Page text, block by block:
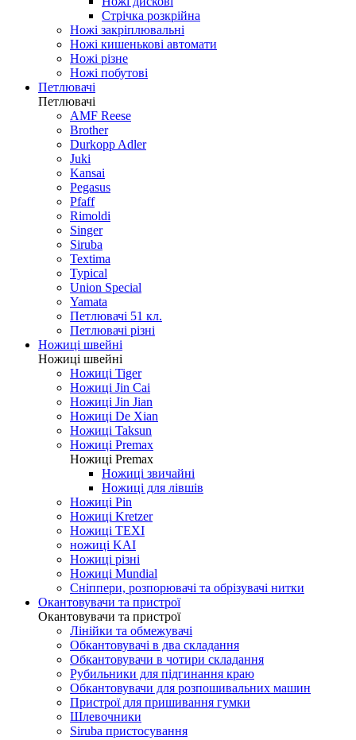
Стрічка розкрійна
Ножі закріплювальні
Ножі кишенькові автомати
Ножі різне
Ножі побутові
Петлювачі
Петлювачі
AMF Reese
Brother
Durkopp Adler
Juki
Kansai
Pegasus
Pfaff
Rimoldi
Singer
Siruba
Textima
Typical
Union Special
Yamata
Петлювачі 51 кл.
Петлювачі різні
Ножиці швейні
Ножиці швейні
Ножиці Tiger
Ножиці Jin Cai
Ножиці Jin Jian
Ножиці De Xian
Ножиці Taksun
Ножиці Premax
Ножиці Premax
Ножиці звичайні
Ножиці для лівшів
Ножиці Pin
Ножиці Kretzer
Ножиці TEXI
ножиці KAI
Ножиці різні
Ножиці Mundial
Сніппери, розпорювачі та обрізувачі нитки
Окантовувачи та пристрої
Окантовувачи та пристрої
Лінійки та обмежувачі
Обкантовувачі в два складання
Обкантовувачи в чотири складання
Рубильники для підгинання краю
Обкантовувачи для розпошивальних машин
Пристрої для пришивання гумки
Шлевочники
Siruba пристосування